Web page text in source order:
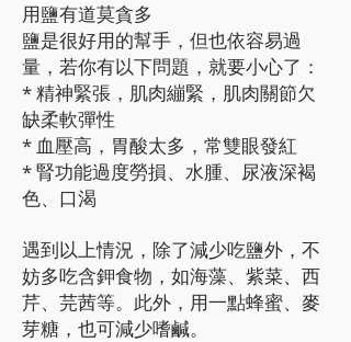
用鹽有道莫貪多
鹽是很好用的幫手，但也依容易過
量，若你有以下問題，就要小心了：
* 精神緊張，肌肉繃緊，肌肉關節欠
缺柔軟彈性
* 血壓高，胃酸太多，常雙眼發紅
* 腎功能過度勞損、水腫、尿液深褐
色、口渴
遇到以上情況，除了減少吃鹽外，不
妨多吃含鉀食物，如海藻、紫菜、西
芹、芫茜等。此外，用一點蜂蜜、麥
芽糖，也可減少嗜鹹。